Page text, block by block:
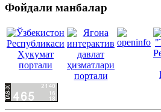
Фойдали манбалар